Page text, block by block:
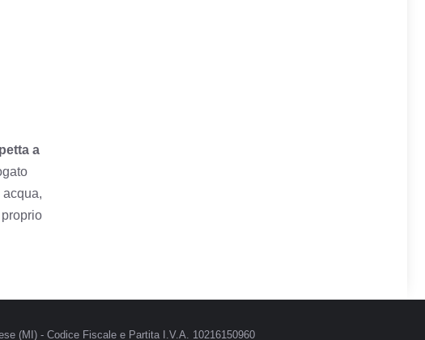
a
(MI) - Codice Fiscale e Partita I.V.A. 10216150960